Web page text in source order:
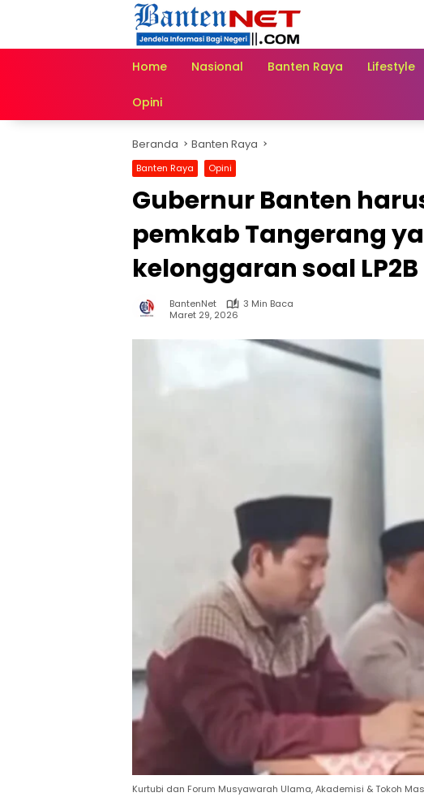
Home
Nasional Banten Raya Lifestyle
Opini
Beranda Banten Raya
Banten Raya Opini
Gubernur Banten
pemkab Tangerang
kelonggaran soal LP2B
BantenNet
3 Min Baca
Maret 29, 2026
Kurtubi dan Forum Musyawarah Ulama, Akademisi & Tokoh